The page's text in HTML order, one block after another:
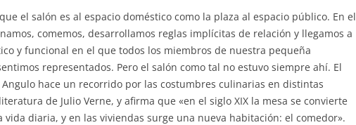
el salón es al espacio doméstico como la plaza al espacio público. En el
comemos, desarrollamos reglas implícitas de relación y llegamos a
y funcional en el que todos los miembros de nuestra pequeña
representados. Pero el salón como tal no estuvo siempre ahí. El
hace un recorrido por las costumbres culinarias en distintas
de Julio Verne, y afirma que «en el siglo XIX la mesa se convierte
vida diaria, y en las viviendas surge una nueva habitación: el comedor».